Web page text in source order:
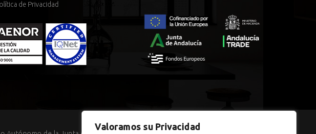
Valoramos su Privacidad
de Privacidad